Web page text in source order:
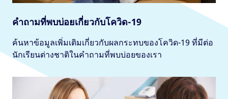
คำถามที่พบบ่อยเกี่ยวกับโควิด-19
ค้นหาข้อมูลเพิ่มเติมเกี่ยวกับผลกระทบของโควิด-19 ที่มีต่อ
นักเรียนต่างชาติในคำถามที่พบบ่อยของเรา